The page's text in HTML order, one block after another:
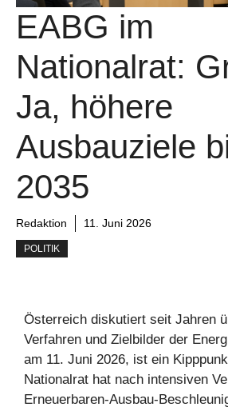
EABG im
Nationalrat:
Ja, höhere
Ausbauziele
2035
Redaktion 11. Juni 2026
POLITIK
Österreich diskutiert seit Jahren
Verfahren und Zielbilder der
am 11. Juni 2026, ist ein
Nationalrat hat nach intensiven
Erneuerbaren-Ausbau-